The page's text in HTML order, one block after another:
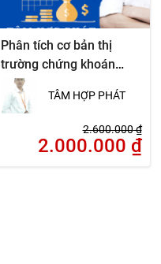
Phân tích cơ bản thị
trường chứng khoán
chuyên sâu
TÂM HỢP PHÁT
2.600.000₫
2.000.000 ₫